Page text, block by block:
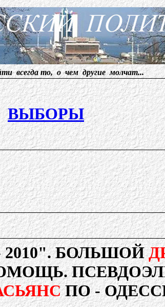
то, о чем другие молчат...
ВЫБОРЫ
БОЛЬШОЙ
ПО -